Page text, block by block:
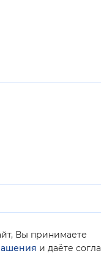
Вы принимаете
и даёте